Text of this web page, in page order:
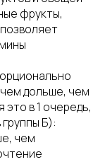
фрукты,
дольше, чем
в 1 очередь,
Б):
чем